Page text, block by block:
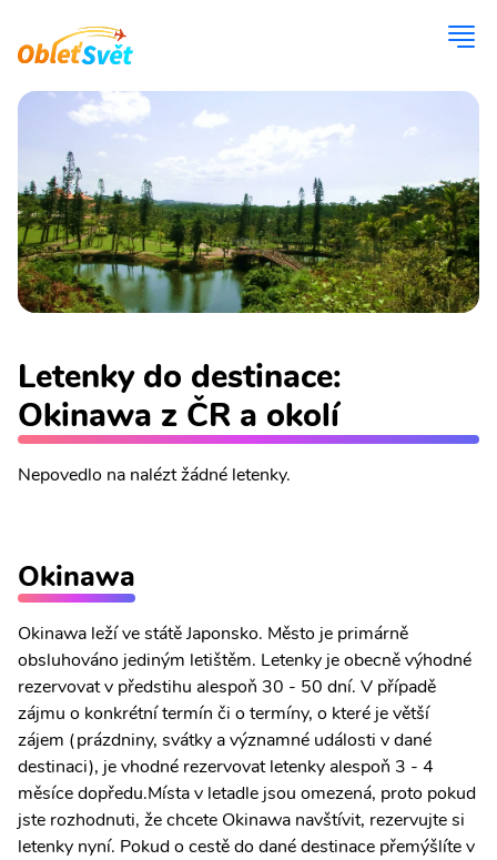
Letenky do destinace:
Okinawa z ČR a okolí
Nepovedlo na nalézt žádné letenky.
Okinawa
Okinawa leží ve státě Japonsko. Město je primárně
obsluhováno jediným letištěm. Letenky je obecně výhodné
rezervovat v předstihu alespoň 30 - 50 dní. V případě
zájmu o konkrétní termín či o termíny, o které je větší
zájem (prázdniny, svátky a významné události v dané
destinaci), je vhodné rezervovat letenky alespoň 3 - 4
měsíce dopředu.Místa v letadle jsou omezená, proto pokud
jste rozhodnuti, že chcete Okinawa navštívit, rezervujte si
letenky nyní. Pokud o cestě do dané destinace přemýšlíte v